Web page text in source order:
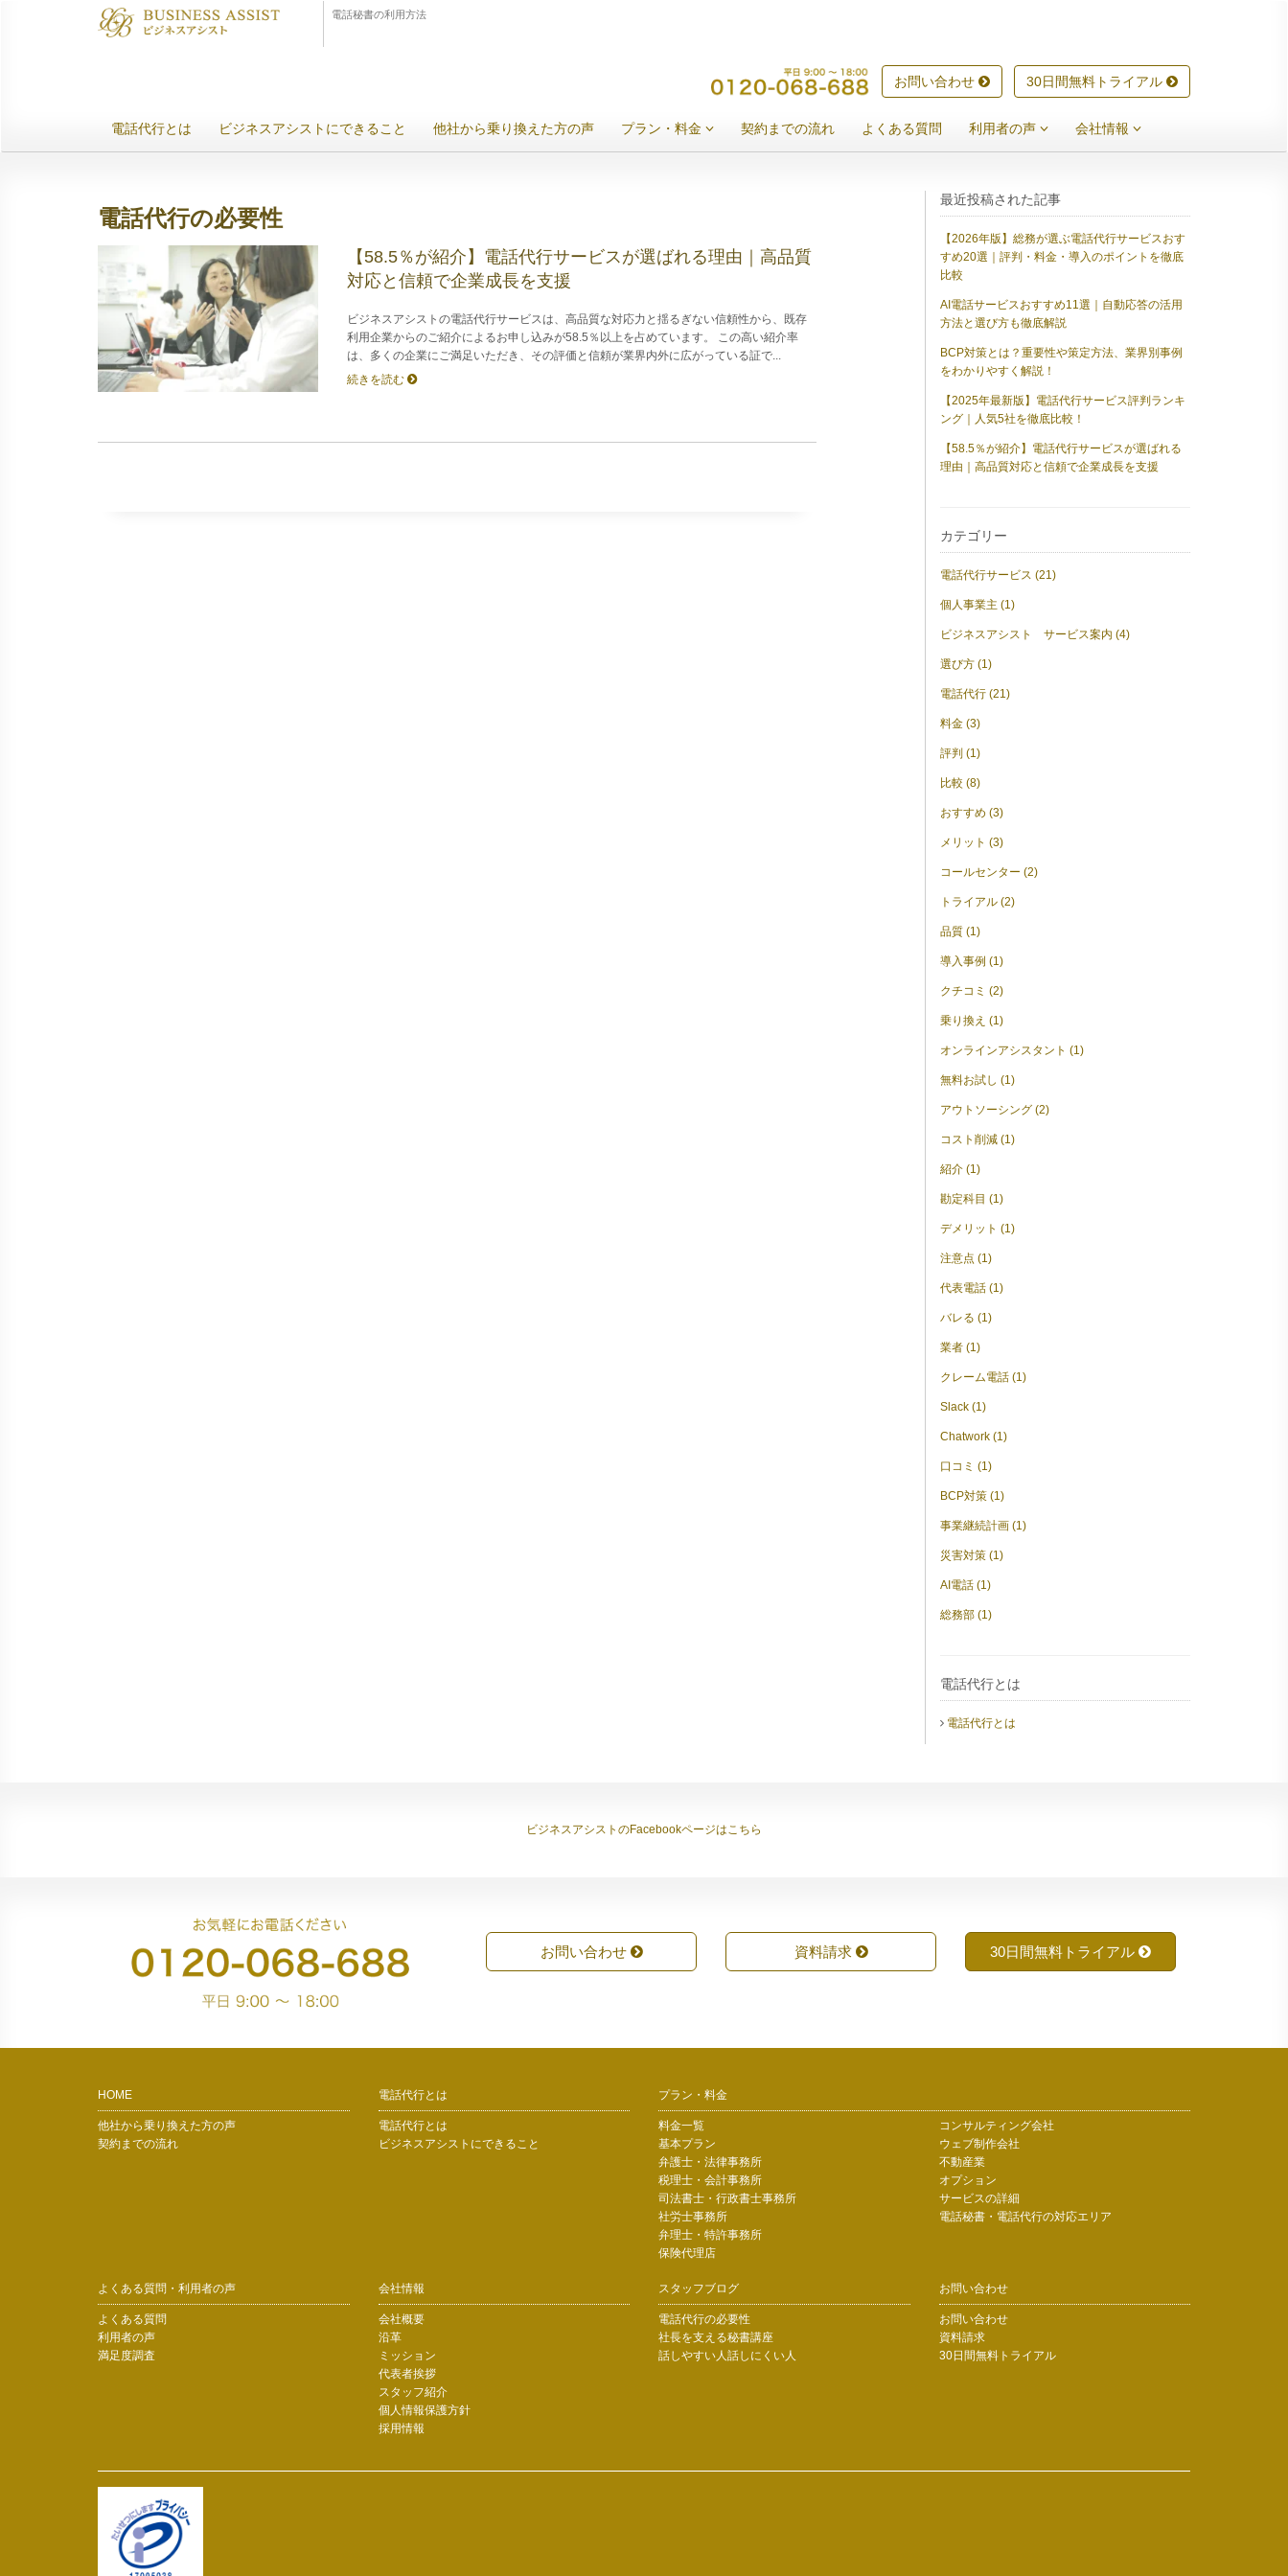
電話秘書の利用方法
お問い合わせ 30日間無料トライアル
電話代行とは ビジネスアシストにできること 他社から乗り換えた方の声 プラン・料金 契約までの流れ よくある質問 利用者の声 会社情報
電話代行の必要性
【58.5％が紹介】電話代行サービスが選ばれる理由｜高品質
対応と信頼で企業成長を支援
ビジネスアシストの電話代行サービスは、高品質な対応力と揺るぎない信頼性から、既存
利用企業からのご紹介によるお申し込みが58.5％以上を占めています。 この高い紹介率
は、多くの企業にご満足いただき、その評価と信頼が業界内外に広がっている証で...
続きを読む
最近投稿された記事
【2026年版】総務が選ぶ電話代行サービスおす
すめ20選｜評判・料金・導入のポイントを徹底
比較
AI電話サービスおすすめ11選｜自動応答の活用
方法と選び方も徹底解説
BCP対策とは？重要性や策定方法、業界別事例
をわかりやすく解説！
【2025年最新版】電話代行サービス評判ランキ
ング｜人気5社を徹底比較！
【58.5％が紹介】電話代行サービスが選ばれる
理由｜高品質対応と信頼で企業成長を支援
カテゴリー
電話代行サービス (21)
個人事業主 (1)
ビジネスアシスト サービス案内 (4)
選び方 (1)
電話代行 (21)
料金 (3)
評判 (1)
比較 (8)
おすすめ (3)
メリット (3)
コールセンター (2)
トライアル (2)
品質 (1)
導入事例 (1)
クチコミ (2)
乗り換え (1)
オンラインアシスタント (1)
無料お試し (1)
アウトソーシング (2)
コスト削減 (1)
紹介 (1)
勘定科目 (1)
デメリット (1)
注意点 (1)
代表電話 (1)
バレる (1)
業者 (1)
クレーム電話 (1)
Slack (1)
Chatwork (1)
口コミ (1)
BCP対策 (1)
事業継続計画 (1)
災害対策 (1)
AI電話 (1)
総務部 (1)
電話代行とは
電話代行とは
ビジネスアシストのFacebookページはこちら
お問い合わせ 資料請求 30日間無料トライアル
HOME
他社から乗り換えた方の声
契約までの流れ
電話代行とは
電話代行とは
ビジネスアシストにできること
プラン・料金
料金一覧
基本プラン
弁護士・法律事務所
税理士・会計事務所
司法書士・行政書士事務所
社労士事務所
弁理士・特許事務所
保険代理店
コンサルティング会社
ウェブ制作会社
不動産業
オプション
サービスの詳細
電話秘書・電話代行の対応エリア
よくある質問・利用者の声
よくある質問
利用者の声
満足度調査
会社情報
会社概要
沿革
ミッション
代表者挨拶
スタッフ紹介
個人情報保護方針
採用情報
スタッフブログ
電話代行の必要性
社長を支える秘書講座
話しやすい人話しにくい人
お問い合わせ
お問い合わせ
資料請求
30日間無料トライアル